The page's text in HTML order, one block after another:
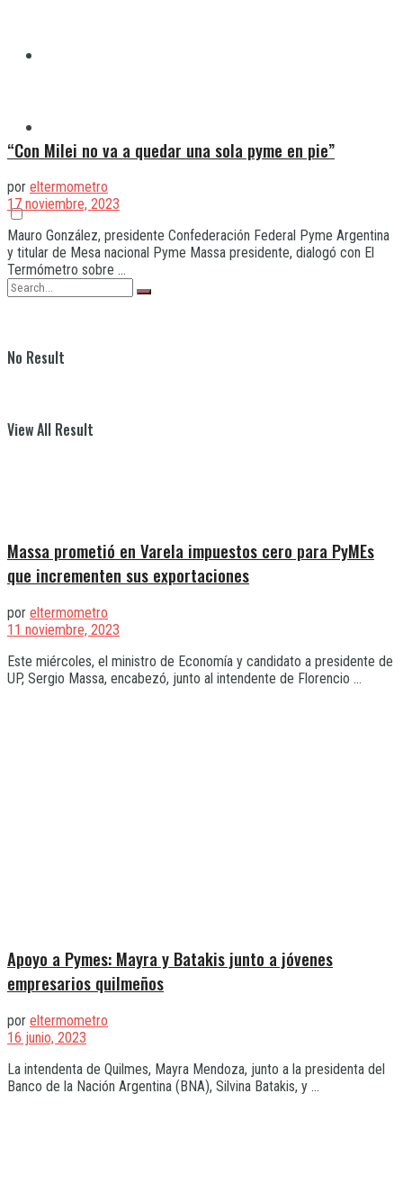
No Result
View All Result
“Con Milei no va a quedar una sola pyme en pie”
por eltermometro
17 noviembre, 2023
Mauro González, presidente Confederación Federal Pyme Argentina
y titular de Mesa nacional Pyme Massa presidente, dialogó con El
Termómetro sobre ...
Massa prometió en Varela impuestos cero para PyMEs
que incrementen sus exportaciones
por eltermometro
11 noviembre, 2023
Este miércoles, el ministro de Economía y candidato a presidente de
UP, Sergio Massa, encabezó, junto al intendente de Florencio ...
Apoyo a Pymes: Mayra y Batakis junto a jóvenes
empresarios quilmeños
por eltermometro
16 junio, 2023
La intendenta de Quilmes, Mayra Mendoza, junto a la presidenta del
Banco de la Nación Argentina (BNA), Silvina Batakis, y ...